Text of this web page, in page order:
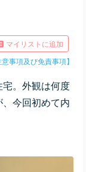
マイリストに追加
意事項及び免責事項】
。外観は何度
今回初めて内